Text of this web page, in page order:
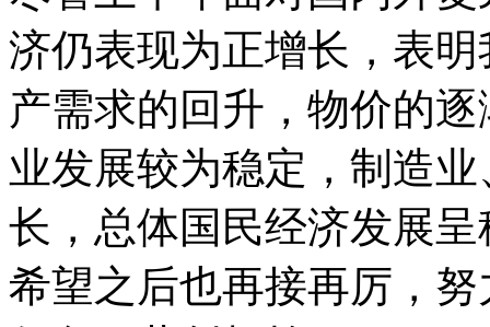
济仍表现为正增长，表
产需求的回升，物价的
业发展较为稳定，制造
长，总体国民经济发展
希望之后也再接再厉，